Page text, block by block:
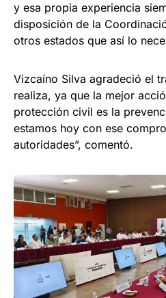
y esa propia experiencia
disposición de la
otros estados que así lo
Vizcaíno Silva agradeció el
realiza, ya que la mejor
protección civil es la
estamos hoy con ese
autoridades”, comentó.